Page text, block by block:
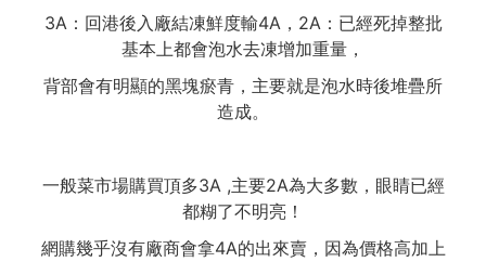
3A：回港後入廠結凍鮮度輸4A，2A：已經死掉整批
基本上都會泡水去凍增加重量，
背部會有明顯的黑塊瘀青，主要就是泡水時後堆疊所
造成。
一般菜市場購買頂多3A ,主要2A為大多數，眼睛已經
都糊了不明亮！
網購幾乎沒有廠商會拿4A的出來賣，因為價格高加上